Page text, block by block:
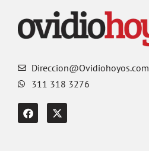
Direccion@Ovidiohoyos.com
311 318 3276